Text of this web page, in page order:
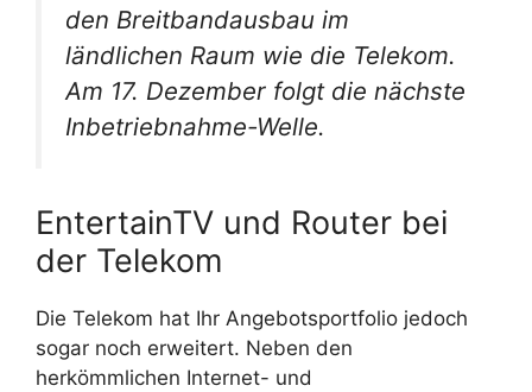
den Breitbandausbau im
ländlichen Raum wie die Telekom.
Am 17. Dezember folgt die nächste
Inbetriebnahme-Welle.
EntertainTV und Router bei
der Telekom
Die Telekom hat Ihr Angebotsportfolio jedoch
sogar noch erweitert. Neben den
herkömmlichen Internet- und